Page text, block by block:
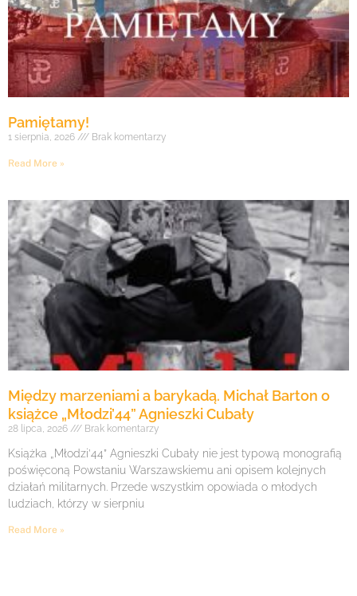
Pamiętamy!
1 sierpnia, 2026 Brak komentarzy
Read More »
Między marzeniami a barykadą. Michał Barton o
książce „Młodzi’44” Agnieszki Cubały
28 lipca, 2026 Brak komentarzy
Książka „Młodzi’44” Agnieszki Cubały nie jest typową monografią
poświęconą Powstaniu Warszawskiemu ani opisem kolejnych
działań militarnych. Przede wszystkim opowiada o młodych
ludziach, którzy w sierpniu
Read More »